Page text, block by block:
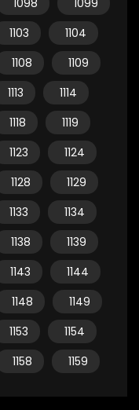
1098
1099
1103
1104
1108
1109
1113
1114
1118
1119
1123
1124
1128
1129
1133
1134
1138
1139
1143
1144
1148
1149
1153
1154
1158 1159